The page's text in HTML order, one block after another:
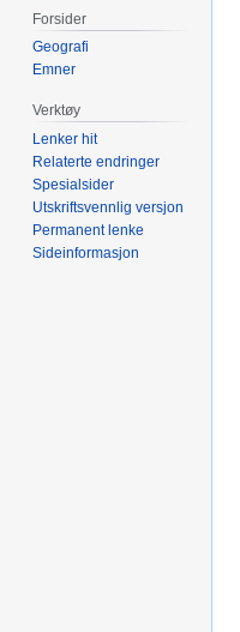
Forsider
Geografi
Emner
Verktøy
Lenker hit
Relaterte endringer
Spesialsider
Utskriftsvennlig versjon
Permanent lenke
Sideinformasjon